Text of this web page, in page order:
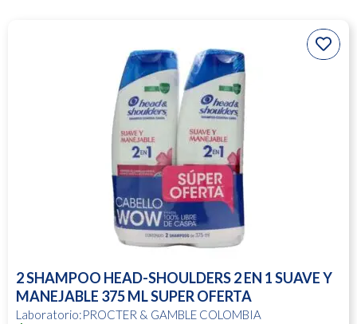
2 SHAMPOO HEAD-SHOULDERS 2 EN 1 SUAVE Y
MANEJABLE 375 ML SUPER OFERTA
Laboratorio:PROCTER & GAMBLE COLOMBIA